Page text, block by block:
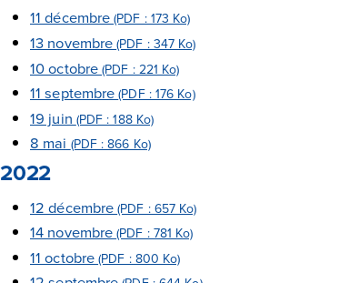
11 décembre(PDF : 173 Ko)
13 novembre(PDF : 347 Ko)
10 octobre(PDF : 221 Ko)
11 septembre(PDF : 176 Ko)
19 juin (PDF : 188 Ko)
8 mai (PDF : 866 Ko)
2022
12 décembre(PDF : 657 Ko)
14 novembre(PDF : 781 Ko)
11 octobre(PDF : 800 Ko)